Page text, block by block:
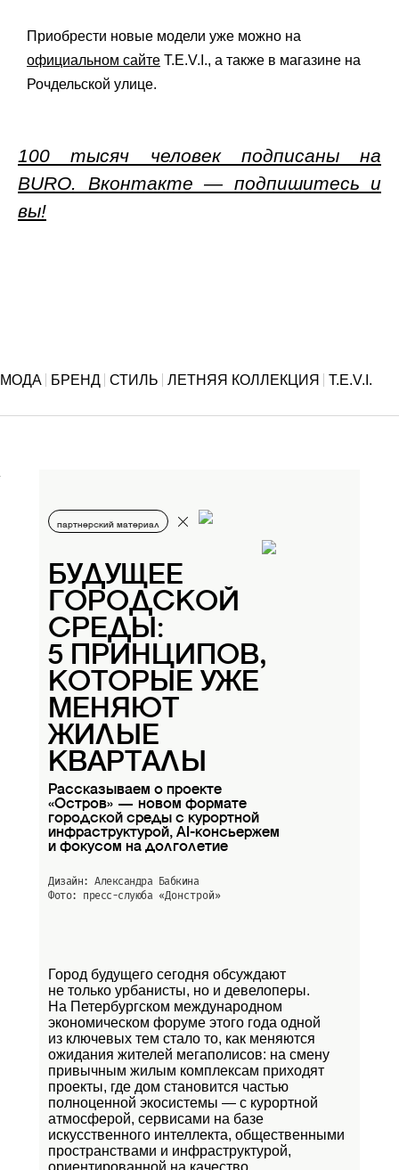
Приобрести новые модели уже можно на
официальном сайте T.E.V.I., а также в магазине на
Рочдельской улице.
100 тысяч человек подписаны на
BURO. Вконтакте — подпишитесь и
вы!
МОДА БРЕНД СТИЛЬ ЛЕТНЯЯ КОЛЛЕКЦИЯ T.E.V.I.
партнерский материал
БУДУЩЕЕ
ГОРОДСКОЙ
СРЕДЫ:
5 ПРИНЦИПОВ,
КОТОРЫЕ УЖЕ
МЕНЯЮТ
ЖИЛЫЕ
КВАРТАЛЫ
Рассказываем о проекте
«Остров» — новом формате
городской среды с курортной
инфраструктурой, AI-консьержем
и фокусом на долголетие
Дизайн: Александра Бабкина
Фото: пресс-слуюба «Донстрой»
Город будущего сегодня обсуждают
не только урбанисты, но и девелоперы.
На Петербургском международном
экономическом форуме этого года одной
из ключевых тем стало то, как меняются
ожидания жителей мегаполисов: на смену
привычным жилым комплексам приходят
проекты, где дом становится частью
полноценной экосистемы — с курортной
атмосферой, сервисами на базе
искусственного интеллекта, общественными
пространствами и инфраструктурой,
ориентированной на качество